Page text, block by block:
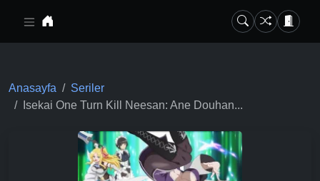
Anasayfa
Seriler
Isekai One Turn Kill Neesan: Ane Douhan...